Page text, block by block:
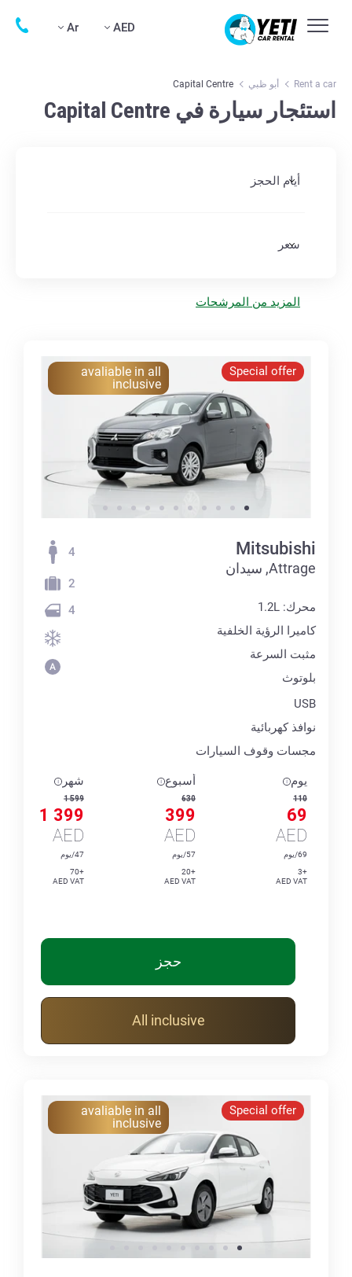
AED
Ar
Rent a car أبو ظبي Capital Centre
استئجار سيارة في Capital Centre
أيام الحجز
سعر
المزيد من المرشحات
Special offer
avaliable in all
inclusive
Mitsubishi
Attrage, سيدان
محرك: 1.2L
كاميرا الرؤية الخلفية
مثبت السرعة
بلوتوث
USB
نوافذ كهربائية
مجسات وقوف السيارات
4
2
4
يوم
110
69
AED
69/يوم
+3
AED VAT
أسبوع
630
399
AED
57/يوم
+20
AED VAT
شهر
1 599
1 399
AED
47/يوم
+70
AED VAT
حجز
All inclusive
Special offer
avaliable in all
inclusive